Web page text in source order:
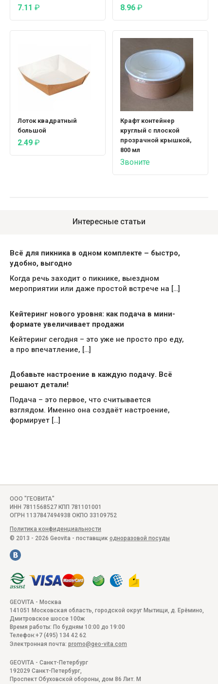
7.11 ₽ 8.96 ₽
Лоток квадратный
большой
2.49 ₽
Крафт контейнер
круглый с плоской
прозрачной крышкой,
800 мл
Звоните
Интересные статьи
Всё для пикника в одном комплекте – быстро,
удобно, выгодно
Когда речь заходит о пикнике, выездном
мероприятии или даже простой встрече на […]
Кейтеринг нового уровня: как подача в мини-
формате увеличивает продажи
Кейтеринг сегодня – это уже не просто про еду,
а про впечатление, […]
Добавьте настроение в каждую подачу. Всё
решают детали!
Подача – это первое, что считывается
взглядом. Именно она создаёт настроение,
формирует […]
ООО "ГЕОВИТА"
ИНН 7811568527 КПП 781101001
ОГРН 1137847494938 ОКПО 33109752
Политика конфиденциальности
© 2013 - 2026 Geovita - поставщик одноразовой посуды
GEOVITA - Москва
141051
Московская область, городской округ Мытищи, д. Ерёмино,
Дмитровское шоссе 100ж
Время работы: По будням 10:00 до 19:00
Телефон:+7 (495) 134 42 62
Электронная почта: promo@geo-vita.com
GEOVITA - Санкт-Петербург
192029 Санкт-Петербург,
Проспект Обуховской обороны, дом 86 Лит. М